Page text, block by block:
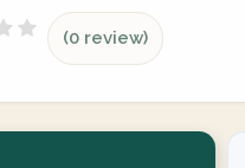
(0 review)